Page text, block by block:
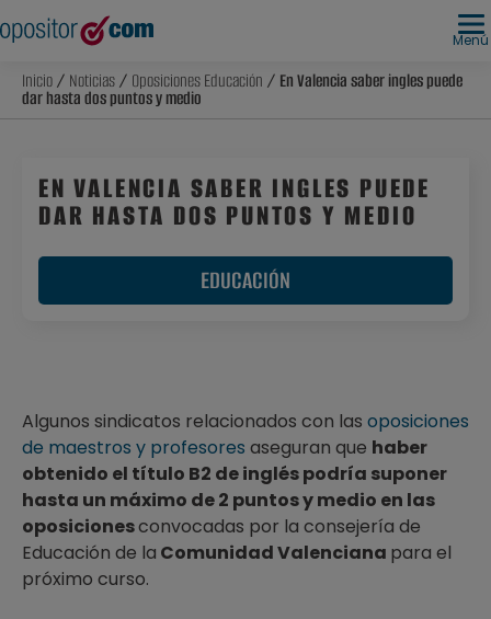
Menú
Inicio/ Noticias/ Oposiciones Educación / En Valencia saber ingles puede
dar hasta dos puntos y medio
EN VALENCIA SABER INGLES PUEDE
DAR HASTA DOS PUNTOS Y MEDIO
EDUCACIÓN
Algunos sindicatos relacionados con las oposiciones
de maestros y profesores aseguran que haber
obtenido el título B2 de inglés podría suponer
hasta un máximo de 2 puntos y medio en las
oposicionesconvocadas por la consejería de
Educación de la Comunidad Valenciana para el
próximo curso.